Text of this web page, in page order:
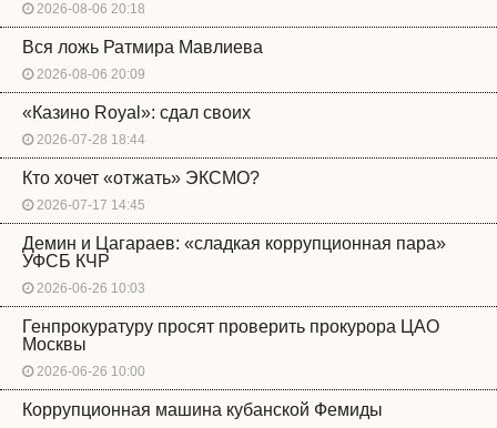
2026-08-06 20:18
Вся ложь Ратмира Мавлиева
2026-08-06 20:09
«Казино Royal»: сдал своих
2026-07-28 18:44
Кто хочет «отжать» ЭКСМО?
2026-07-17 14:45
Демин и Цагараев: «сладкая коррупционная пара»
УФСБ КЧР
2026-06-26 10:03
Генпрокуратуру просят проверить прокурора ЦАО
Москвы
2026-06-26 10:00
Коррупционная машина кубанской Фемиды